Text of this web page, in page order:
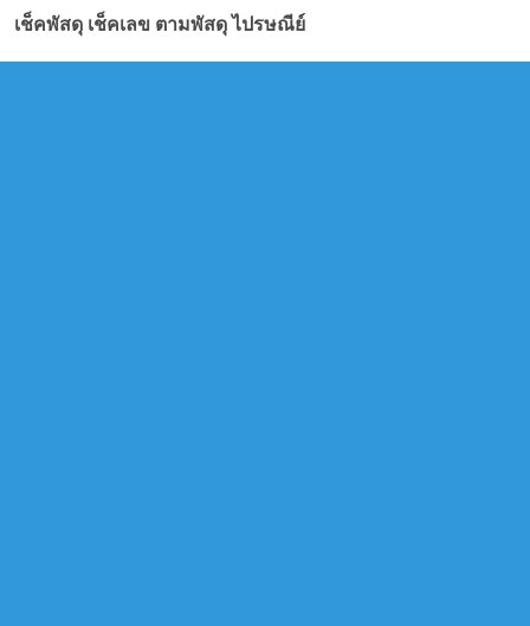
เช็คพัสดุ เช็คเลข ตามพัสดุ ไปรษณีย์